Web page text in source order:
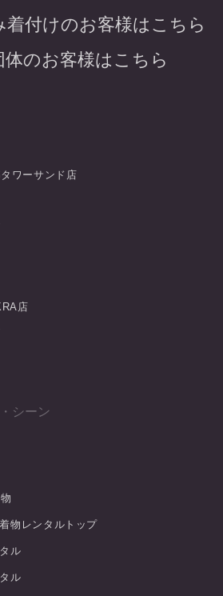
着付けのお客様はこちら
体のお客様はこちら
ワーサンド店
店
シーン
物レンタルトップ
ル
ル